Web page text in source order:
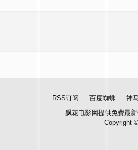
RSS订阅 百度蜘蛛 神
飘花电影网提供免费最
Copyright